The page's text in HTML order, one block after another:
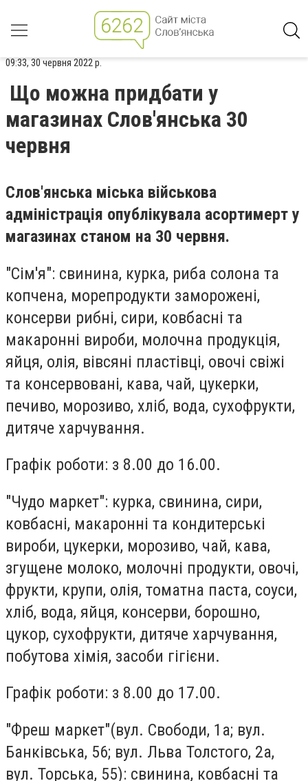
09:33, 30 червня 2022 р.
Що можна придбати у
магазинах Слов'янська 30
червня
Слов'янська міська військова
адміністрація опублікувала асортимерт у
магазинах станом на 30 червня.
"Сім'я": свинина, курка, риба солона та
копчена, морепродукти заморожені,
консерви рибні, сири, ковбасні та
макаронні вироби, молочна продукція,
яйця, олія, вівсяні пластівці, овочі свіжі
та консервовані, кава, чай, цукерки,
печиво, морозиво, хліб, вода, сухофрукти,
дитяче харчування.
Графік роботи: з 8.00 до 16.00.
"Чудо маркет": курка, свинина, сири,
ковбасні, макаронні та кондитерські
вироби, цукерки, морозиво, чай, кава,
згущене молоко, молочні продукти, овочі,
фрукти, крупи, олія, томатна паста, соуси,
хліб, вода, яйця, консерви, борошно,
цукор, сухофрукти, дитяче харчування,
побутова хімія, засоби гігієни.
Графік роботи: з 8.00 до 17.00.
"Фреш маркет"(вул. Свободи, 1а; вул.
Банківська, 56; вул. Льва Толстого, 2а,
вул. Торська, 55): свинина, ковбасні та